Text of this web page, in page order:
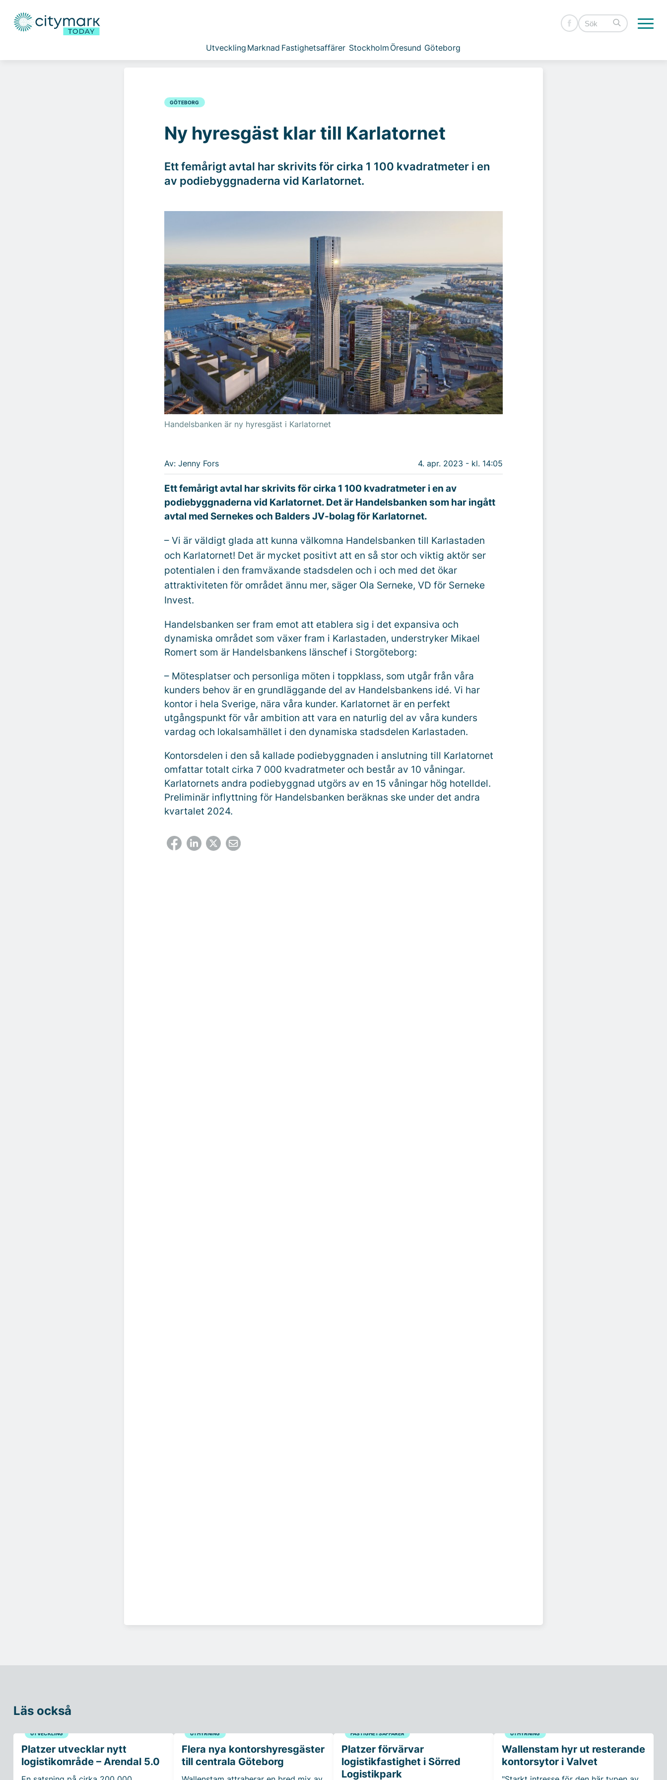
Utveckling Marknad Fastighetsaffärer Stockholm Öresund Göteborg
GÖTEBORG
Ny hyresgäst klar till Karlatornet
Ett femårigt avtal har skrivits för cirka 1 100 kvadratmeter i en
av podiebyggnaderna vid Karlatornet.
Handelsbanken är ny hyresgäst i Karlatornet
Av: Jenny Fors 4. apr. 2023 - kl. 14:05
Ett femårigt avtal har skrivits för cirka 1 100 kvadratmeter i en av
podiebyggnaderna vid Karlatornet. Det är Handelsbanken som har ingått
avtal med Sernekes och Balders JV-bolag för Karlatornet.
– Vi är väldigt glada att kunna välkomna Handelsbanken till Karlastaden
och Karlatornet! Det är mycket positivt att en så stor och viktig aktör ser
potentialen i den framväxande stadsdelen och i och med det ökar
attraktiviteten för området ännu mer, säger Ola Serneke, VD för Serneke
Invest.
Handelsbanken ser fram emot att etablera sig i det expansiva och
dynamiska området som växer fram i Karlastaden, understryker Mikael
Romert som är Handelsbankens länschef i Storgöteborg:
– Mötesplatser och personliga möten i toppklass, som utgår från våra
kunders behov är en grundläggande del av Handelsbankens idé. Vi har
kontor i hela Sverige, nära våra kunder. Karlatornet är en perfekt
utgångspunkt för vår ambition att vara en naturlig del av våra kunders
vardag och lokalsamhället i den dynamiska stadsdelen Karlastaden.
Kontorsdelen i den så kallade podiebyggnaden i anslutning till Karlatornet
omfattar totalt cirka 7 000 kvadratmeter och består av 10 våningar.
Karlatornets andra podiebyggnad utgörs av en 15 våningar hög hotelldel.
Preliminär inflyttning för Handelsbanken beräknas ske under det andra
kvartalet 2024.
Läs också
UTVECKLING
Platzer utvecklar nytt
logistikområde – Arendal 5.0
UTHYRNING
Flera nya kontorshyresgäster
till centrala Göteborg
FASTIGHETSAFFÄRER
Platzer förvärvar
logistikfastighet i Sörred
Logistikpark
UTHYRNING
Wallenstam hyr ut resterande
kontorsytor i Valvet